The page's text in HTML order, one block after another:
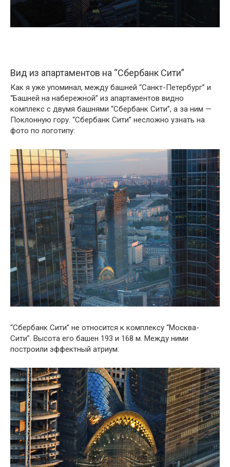
Вид из апартаментов на “Сбербанк Сити”
Как я уже упоминал, между башней “Санкт-Петербург” и
“Башней на набережной” из апартаментов видно
комплекс с двумя башнями “Сбербанк Сити”, а за ним —
Поклонную гору. “Сбербанк Сити” несложно узнать на
фото по логотипу:
“Сбербанк Сити” не относится к комплексу “Москва-
Сити”. Высота его башен 193 и 168 м. Между ними
построили эффектный атриум: